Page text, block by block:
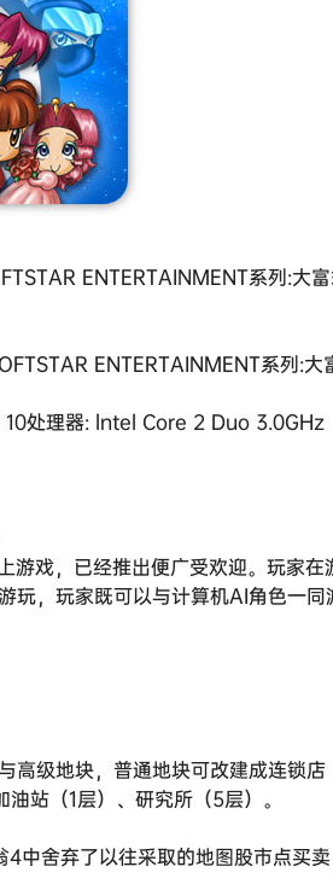
ENTERTAINMENT系列:大
ENTERTAINMENT系列:
处理器: lntel Core 2 Duo 3.0GHz
游戏，已经推出便广受欢迎。玩家
玩，玩家既可以与计算机AI角色一
高级地块，普通地块可改建成连锁
站（1层）、研究所（5层）。
中舍弃了以往采取的地图股市点买